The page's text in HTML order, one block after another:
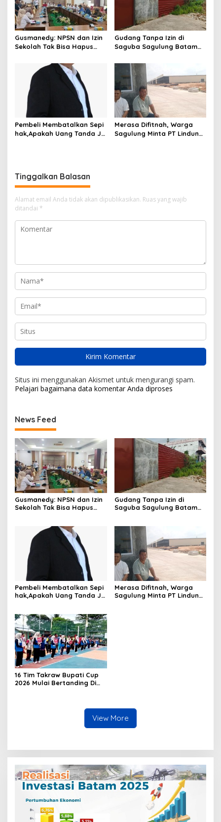
p
o
s
Gusmanedy: NPSN dan Izin
Sekolah Tak Bisa Hapus
Dugaan Kekerasan Anak
Gudang Tanpa Izin di
Saguba Sagulung Batam
Bersubsidi, Warga Resah
Terancam Bahaya
Kebakaran
Pembeli Membatalkan Sepi
hak,Apakah Uang Tanda Ja
Merasa Difitnah, Warga
Sagulung Minta PT Lindung
Tinggalkan Balasan
Alamat email Anda tidak akan dipublikasikan. Ruas yang wajib
ditandai *
Situs ini menggunakan Akismet untuk mengurangi spam.
Pelajari bagaimana data komentar Anda diproses
News Feed
Gusmanedy: NPSN dan Izin
Sekolah Tak Bisa Hapus
Gudang Tanpa Izin di
Saguba Sagulung Batam
Terancam Bahaya
Kebakaran
Pembeli Membatalkan Sepi
hak,Apakah Uang Tanda Ja
Merasa Difitnah, Warga
Sagulung Minta PT Lindung
16 Tim Takraw Bupati Cup
2026 Mulai Bertanding Di
View More